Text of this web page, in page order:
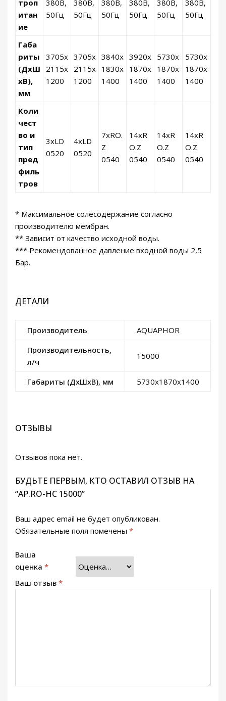
троп
итан
ие
380В,
50Гц
380В,
50Гц
380В,
50Гц
380В,
50Гц
380В,
50Гц
380В,
50Гц
Габа
риты
(ДxШ
xВ),
мм
3705x
2115x
1200
3705x
2115x
1200
3840x
1830x
1400
3920x
1870x
1400
5730x
1870x
1400
5730x
1870x
1400
Коли
чест
во и
тип
пред
филь
тров
3xLD
0520
4xLD
0520
7xRO.
Z
0540
14xR
O.Z
0540
14xR
O.Z
0540
14xR
O.Z
0540
* Максимальное солесодержание согласно
производителю мембран.
** Зависит от качество исходной воды.
*** Рекомендованное давление входной воды 2,5
Бар.
ДЕТАЛИ
Производитель
AQUAPHOR
Производительность,
л/ч
15000
Габариты (ДxШxВ), мм 5730x1870x1400
ОТЗЫВЫ
Отзывов пока нет.
БУДЬТЕ ПЕРВЫМ, КТО ОСТАВИЛ ОТЗЫВ НА
“AP.RO-HC 15000”
Ваш адрес email не будет опубликован.
Обязательные поля помечены *
Ваша
оценка *
Ваш отзыв *